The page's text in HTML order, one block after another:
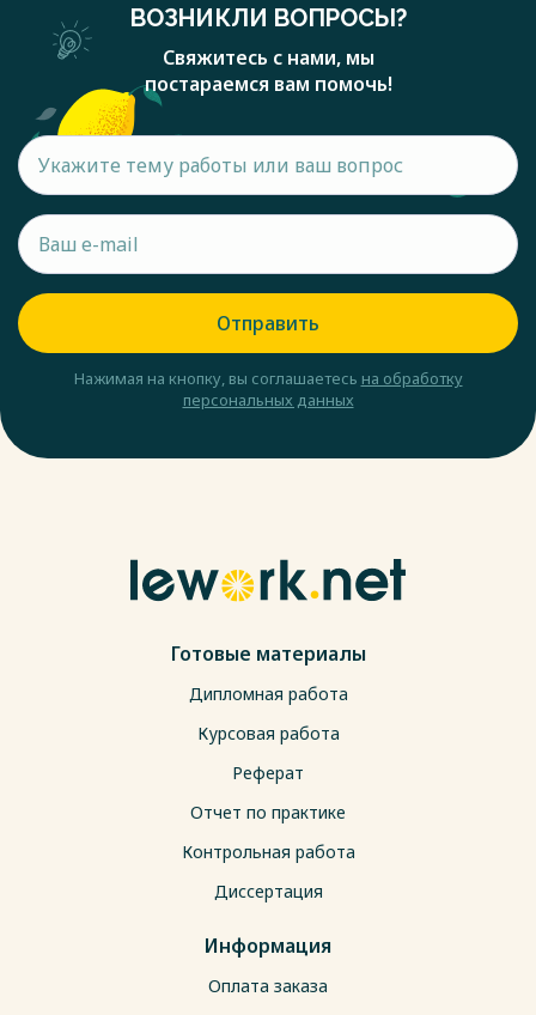
ВОЗНИКЛИ ВОПРОСЫ?
Свяжитесь с нами, мы
постараемся вам помочь!
Отправить
Нажимая на кнопку, вы соглашаетесь на обработку
персональных данных
Готовые материалы
Дипломная работа
Курсовая работа
Реферат
Отчет по практике
Контрольная работа
Диссертация
Информация
Оплата заказа